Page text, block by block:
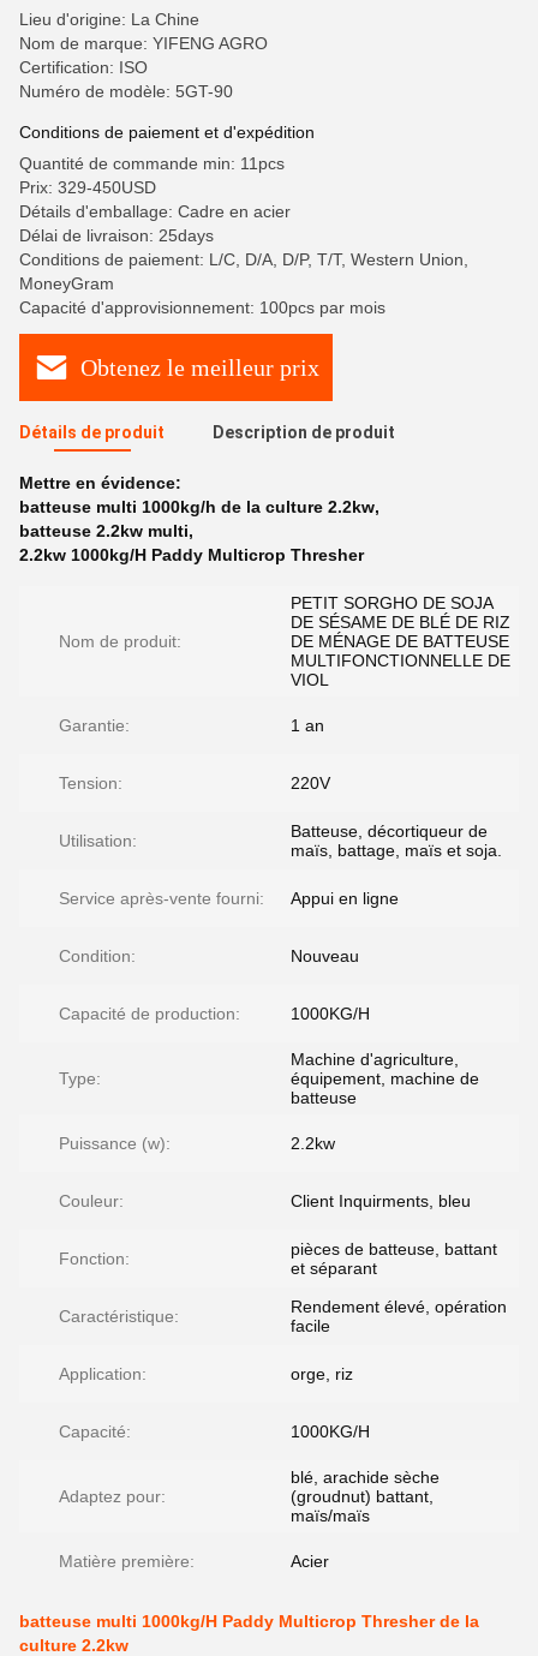
Lieu d'origine: La Chine
Nom de marque: YIFENG AGRO
Certification: ISO
Numéro de modèle: 5GT-90
Conditions de paiement et d'expédition
Quantité de commande min: 11pcs
Prix: 329-450USD
Détails d'emballage: Cadre en acier
Délai de livraison: 25days
Conditions de paiement: L/C, D/A, D/P, T/T, Western Union,
MoneyGram
Capacité d'approvisionnement: 100pcs par mois
Obtenez le meilleur prix
Détails de produit Description de produit
Mettre en évidence:
batteuse multi 1000kg/h de la culture 2.2kw,
batteuse 2.2kw multi,
2.2kw 1000kg/H Paddy Multicrop Thresher
Nom de produit:
PETIT SORGHO DE SOJA
DE SÉSAME DE BLÉ DE RIZ
DE MÉNAGE DE BATTEUSE
MULTIFONCTIONNELLE DE
VIOL
Garantie: 1 an
Tension: 220V
Utilisation:
Batteuse, décortiqueur de
maïs, battage, maïs et soja.
Service après-vente fourni: Appui en ligne
Condition: Nouveau
Capacité de production: 1000KG/H
Type:
Machine d'agriculture,
équipement, machine de
batteuse
Puissance (w): 2.2kw
Couleur: Client Inquirments, bleu
Fonction:
pièces de batteuse, battant
et séparant
Caractéristique:
Rendement élevé, opération
facile
Application: orge, riz
Capacité: 1000KG/H
Adaptez pour:
blé, arachide sèche
(groudnut) battant,
maïs/maïs
Matière première: Acier
batteuse multi 1000kg/H Paddy Multicrop Thresher de la
culture 2.2kw